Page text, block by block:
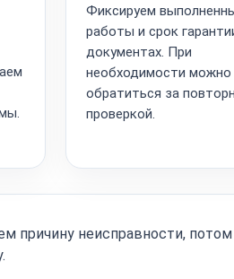
Фиксируем
работы и срок
документах. При
необходимости можно
обратиться за
проверкой.
причину неисправности,